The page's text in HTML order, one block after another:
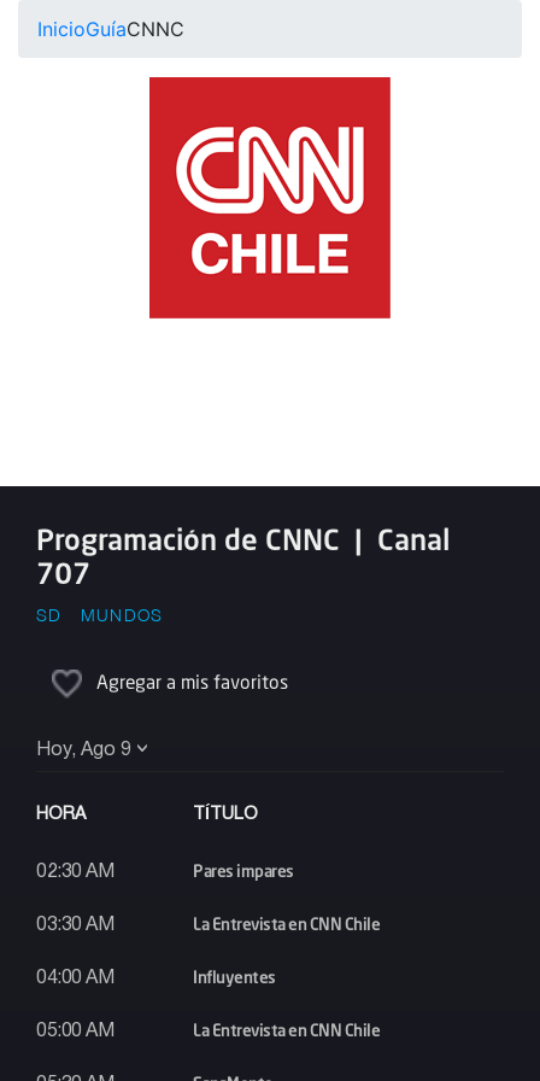
InicioGuíaCNNC
Programación de CNNC | Canal
707
SD MUNDOS
Agregar a mis favoritos
Hoy, Ago 9
HORA TÍTULO
02:30 AM Pares impares
03:30 AM La Entrevista en CNN Chile
04:00 AM Influyentes
05:00 AM La Entrevista en CNN Chile